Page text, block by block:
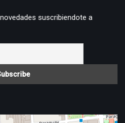
suscribiendote a